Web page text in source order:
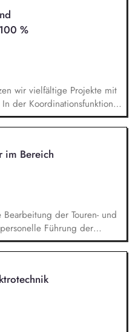
Angebote und
und Teilhabe fördern.
Partnern im Quartier
zu organisieren
mit dem
%
wir vielfältige Projekte mit
der Koordinationsfunktion
sicher, sorgst für
und ermöglichst, dass
eingesetzt werden. -
geeigneter neuer
Pädagogik bei
Mittelbeantragung,
Dokumentation -
Zuordnung sowie
- Buchhalterische
Kontrolle von
im Bereich
der Touren- und
Führung der
der Betriebsbereitschaft
unserer Fahrzeuge,
Laufende Überprüfung
Ansprechpartner im
Bearbeitung aller
im Tagesgeschäft